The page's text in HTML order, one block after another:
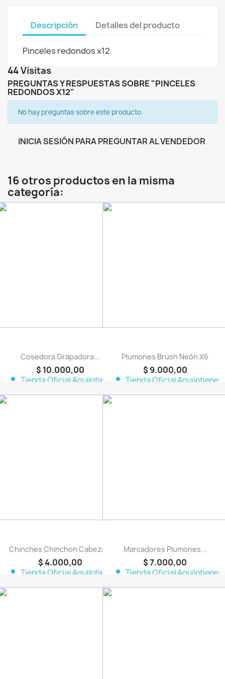
Descripción Detalles del producto
Pinceles redondos x12
44 Visitas
PREGUNTAS Y RESPUESTAS SOBRE "PINCELES
REDONDOS X12"
No hay preguntas sobre este producto.
INICIA SESIÓN PARA PREGUNTAR AL VENDEDOR
16 otros productos en la misma
categoría:
Cosedora Grapadora...
$ 10.000,00
person Tienda Oficial Aquilotiene
Plumones Brush Neón X6
$ 9.000,00
person Tienda Oficial Aquilotiene
Chinches Chinchon Cabeza...
$ 4.000,00
person Tienda Oficial Aquilotiene
Marcadores Plumones...
$ 7.000,00
person Tienda Oficial Aquilotiene